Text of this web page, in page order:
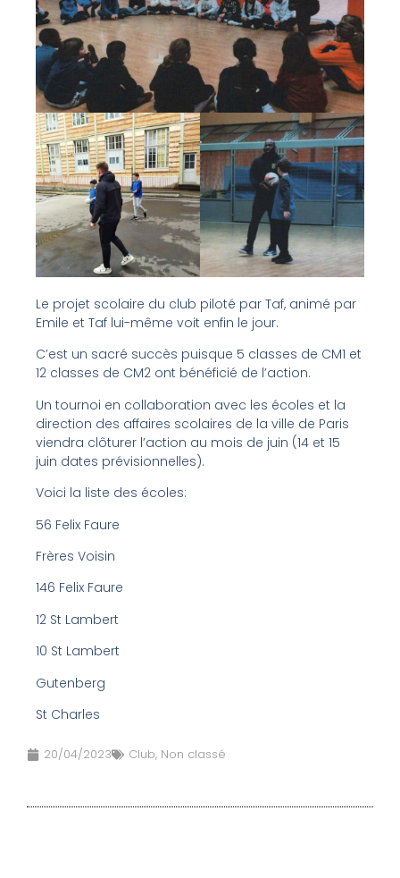
Le projet scolaire du club piloté par Taf, animé par
Emile et Taf lui-même voit enfin le jour.
C’est un sacré succès puisque 5 classes de CM1 et
12 classes de CM2 ont bénéficié de l’action.
Un tournoi en collaboration avec les écoles et la
direction des affaires scolaires de la ville de Paris
viendra clôturer l’action au mois de juin (14 et 15
juin dates prévisionnelles).
Voici la liste des écoles:
56 Felix Faure
Frères Voisin
146 Felix Faure
12 St Lambert
10 St Lambert
Gutenberg
St Charles
20/04/2023 Club, Non classé